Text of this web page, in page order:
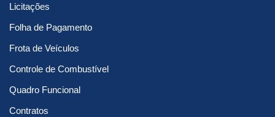
Licitações
Folha de Pagamento
Frota de Veículos
Controle de Combustível
Quadro Funcional
Contratos